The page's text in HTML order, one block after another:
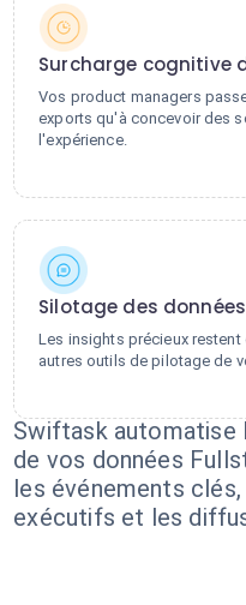
Surcharge cognitive
Vos product managers
exports qu'à concevoir des
l'expérience.
Silotage des données
Les insights précieux
autres outils de pilotage de
Swiftask automatise
de vos données
les événements
exécutifs et les